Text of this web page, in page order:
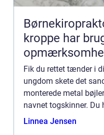
kroppe har
Fik du rettet tænder i
ungdom skete det
monterede metal
navnet togskinner.
netop den oplevelse.
Linnea Jensen